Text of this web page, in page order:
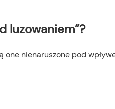
luzowaniem”?
one nienaruszone pod